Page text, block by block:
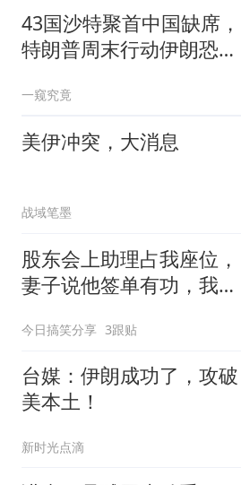
43国沙特聚首中国缺席，
特朗普周末行动伊朗恐遭
一窥究竟
美伊冲突，大消息
战域笔墨
股东会上助理占我座位，
妻子说他签单有功，我抛
给他当
今日搞笑分享 3跟贴
台媒：伊朗成功了，攻破
美本土！
新时光点滴